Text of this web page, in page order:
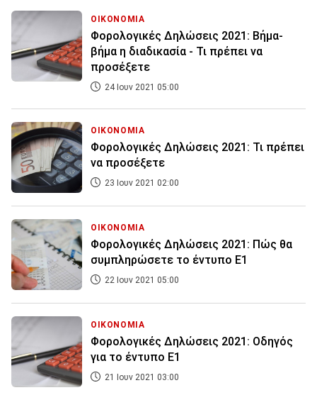
ΟΙΚΟΝΟΜΙΑ
Φορολογικές Δηλώσεις 2021: Βήμα-
βήμα η διαδικασία - Τι πρέπει να
προσέξετε
24 Ιουν 2021 05:00
ΟΙΚΟΝΟΜΙΑ
Φορολογικές Δηλώσεις 2021: Τι πρέπει
να προσέξετε
23 Ιουν 2021 02:00
ΟΙΚΟΝΟΜΙΑ
Φορολογικές Δηλώσεις 2021: Πώς θα
συμπληρώσετε το έντυπο Ε1
22 Ιουν 2021 05:00
ΟΙΚΟΝΟΜΙΑ
Φορολογικές Δηλώσεις 2021: Οδηγός
για το έντυπο Ε1
21 Ιουν 2021 03:00